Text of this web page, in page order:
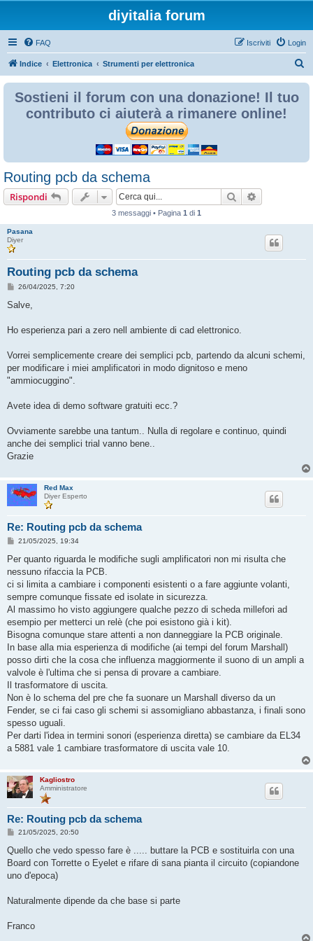
diyitalia forum
FAQ Login
Iscriviti
Indice Elettronica Strumenti per elettronica
Sostieni il forum con una donazione! Il tuo
contributo ci aiuterà a rimanere online!
Routing pcb da schema
Rispondi Cerca
3 messaggi • Pagina 1 di 1
Pasana
Diyer
Routing pcb da schema
M
s
g
o
26/04/2025, 7:20
Salve,
Ho esperienza pari a zero nell ambiente di cad elettronico.
Vorrei semplicemente creare dei semplici pcb, partendo da alcuni schemi,
per modificare i miei amplificatori in modo dignitoso e meno
"ammiocuggino".
Avete idea di demo software gratuiti ecc.?
Ovviamente sarebbe una tantum.. Nulla di regolare e continuo, quindi
anche dei semplici trial vanno bene..
Grazie
Red Max
Diyer Esperto
Re: Routing pcb da schema
M
s
a
g
i
o
21/05/2025, 19:34
Per quanto riguarda le modifiche sugli amplificatori non mi risulta che
nessuno rifaccia la PCB.
ci si limita a cambiare i componenti esistenti o a fare aggiunte volanti,
sempre comunque fissate ed isolate in sicurezza.
Al massimo ho visto aggiungere qualche pezzo di scheda millefori ad
esempio per metterci un relè (che poi esistono già i kit).
Bisogna comunque stare attenti a non danneggiare la PCB originale.
In base alla mia esperienza di modifiche (ai tempi del forum Marshall)
posso dirti che la cosa che influenza maggiormente il suono di un ampli a
valvole è l'ultima che si pensa di provare a cambiare.
Il trasformatore di uscita.
Non è lo schema del pre che fa suonare un Marshall diverso da un
Fender, se ci fai caso gli schemi si assomigliano abbastanza, i finali sono
spesso uguali.
Per darti l'idea in termini sonori (esperienza diretta) se cambiare da EL34
a 5881 vale 1 cambiare trasformatore di uscita vale 10.
Kagliostro
Amministratore
Re: Routing pcb da schema
M
s
a
g
o
21/05/2025, 20:50
Quello che vedo spesso fare è ..... buttare la PCB e sostituirla con una
Board con Torrette o Eyelet e rifare di sana pianta il circuito (copiandone
uno d'epoca)
Naturalmente dipende da che base si parte
Franco